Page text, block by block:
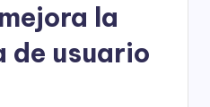
la
de usuario